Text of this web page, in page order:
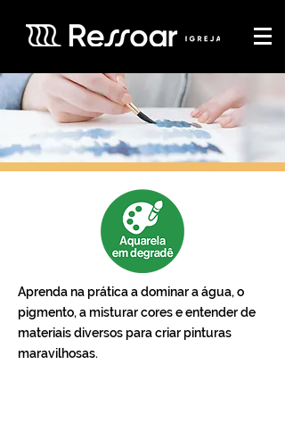
Aprenda na prática a dominar a água, o
pigmento, a misturar cores e entender de
materiais diversos para criar pinturas
maravilhosas.